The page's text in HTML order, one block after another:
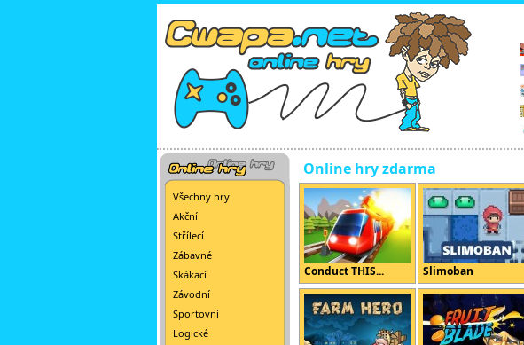
Všechny hry
Akční
Střílecí
Zábavné
Skákací
Závodní
Sportovní
Logické
Online hry zdarma
Conduct THIS... Slimoban